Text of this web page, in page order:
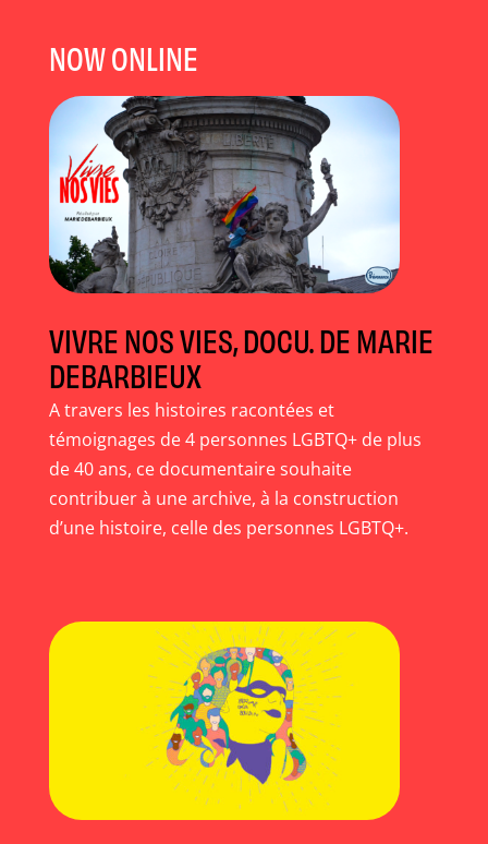
NOW ONLINE
VIVRE NOS VIES, DOCU. DE MARIE
DEBARBIEUX
A travers les histoires racontées et
témoignages de 4 personnes LGBTQ+ de plus
de 40 ans, ce documentaire souhaite
contribuer à une archive, à la construction
d’une histoire, celle des personnes LGBTQ+.